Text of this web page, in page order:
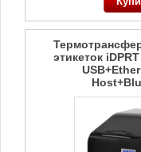
этикеток